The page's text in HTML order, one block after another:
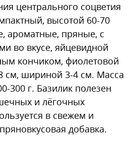
центрального соцветия
высотой 60-70
ароматные, пряные, с
во вкусе, яйцевидной
кончиком, фиолетовой
см, шириной 3-4 см. Масса
300 г. Базилик полезен
и лёгочных
в свежем и
добавка.